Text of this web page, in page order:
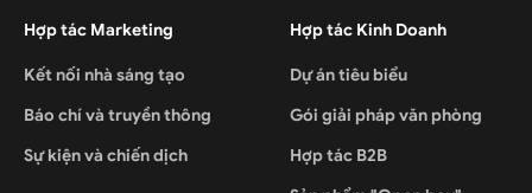
Hợp tác Marketing
Kết nối nhà sáng tạo
Báo chí và truyền thông
Sự kiện và chiến dịch
Hợp tác Kinh Doanh
Dự án tiêu biểu
Gói giải pháp văn phòng
Hợp tác B2B